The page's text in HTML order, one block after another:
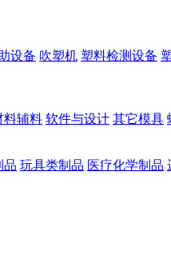
设备 吹塑机 塑料检测设备
料辅料 软件与设计 其它模具
品 玩具类制品 医疗化学制品